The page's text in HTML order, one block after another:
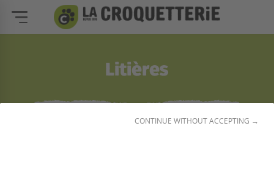
CONTINUE WITHOUT ACCEPTING →
Litières
Filtrer et classer